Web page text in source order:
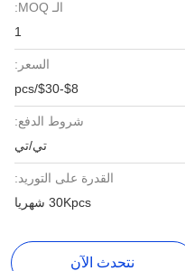
الـ MOQ:
1
السعر:
$8-$30/pcs
شروط الدفع:
تي/تي
القدرة على التوريد:
30Kpcs شهريا
نتحدث الآن